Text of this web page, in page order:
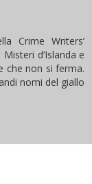
Crime Writers’
d’Islanda e
che non si ferma.
nomi del giallo